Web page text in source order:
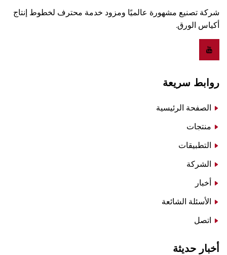
شركة تصنيع مشهورة عالميًا ومزود خدمة محترف لخطوط إنتاج
أكياس الورق.
روابط سريعة
الصفحة الرئيسية
منتجات
التطبيقات
الشركة
أخبار
الأسئلة الشائعة
اتصل
أخبار حديثة